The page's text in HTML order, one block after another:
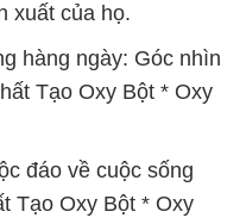
xuất của họ.
hàng ngày: Góc nhìn
Tạo Oxy Bột * Oxy
đáo về cuộc sống
Tạo Oxy Bột * Oxy